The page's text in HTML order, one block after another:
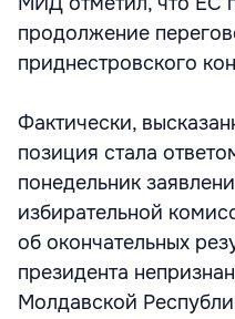
продолжение
приднестровского
Фактически,
позиция стала
понедельник
избирательной
об окончательных
президента
Молдавской